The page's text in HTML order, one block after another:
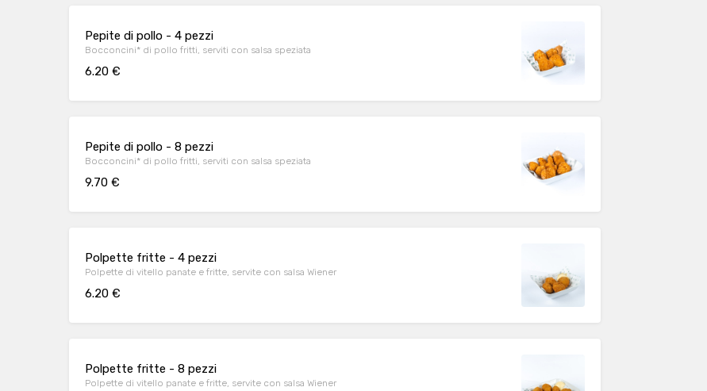
Pepite di pollo - 4 pezzi
Bocconcini* di pollo fritti, serviti con salsa speziata
6.20 €
Pepite di pollo - 8 pezzi
Bocconcini* di pollo fritti, serviti con salsa speziata
9.70 €
Polpette fritte - 4 pezzi
Polpette di vitello panate e fritte, servite con salsa Wiener
6.20 €
Polpette fritte - 8 pezzi
Polpette di vitello panate e fritte, servite con salsa Wiener